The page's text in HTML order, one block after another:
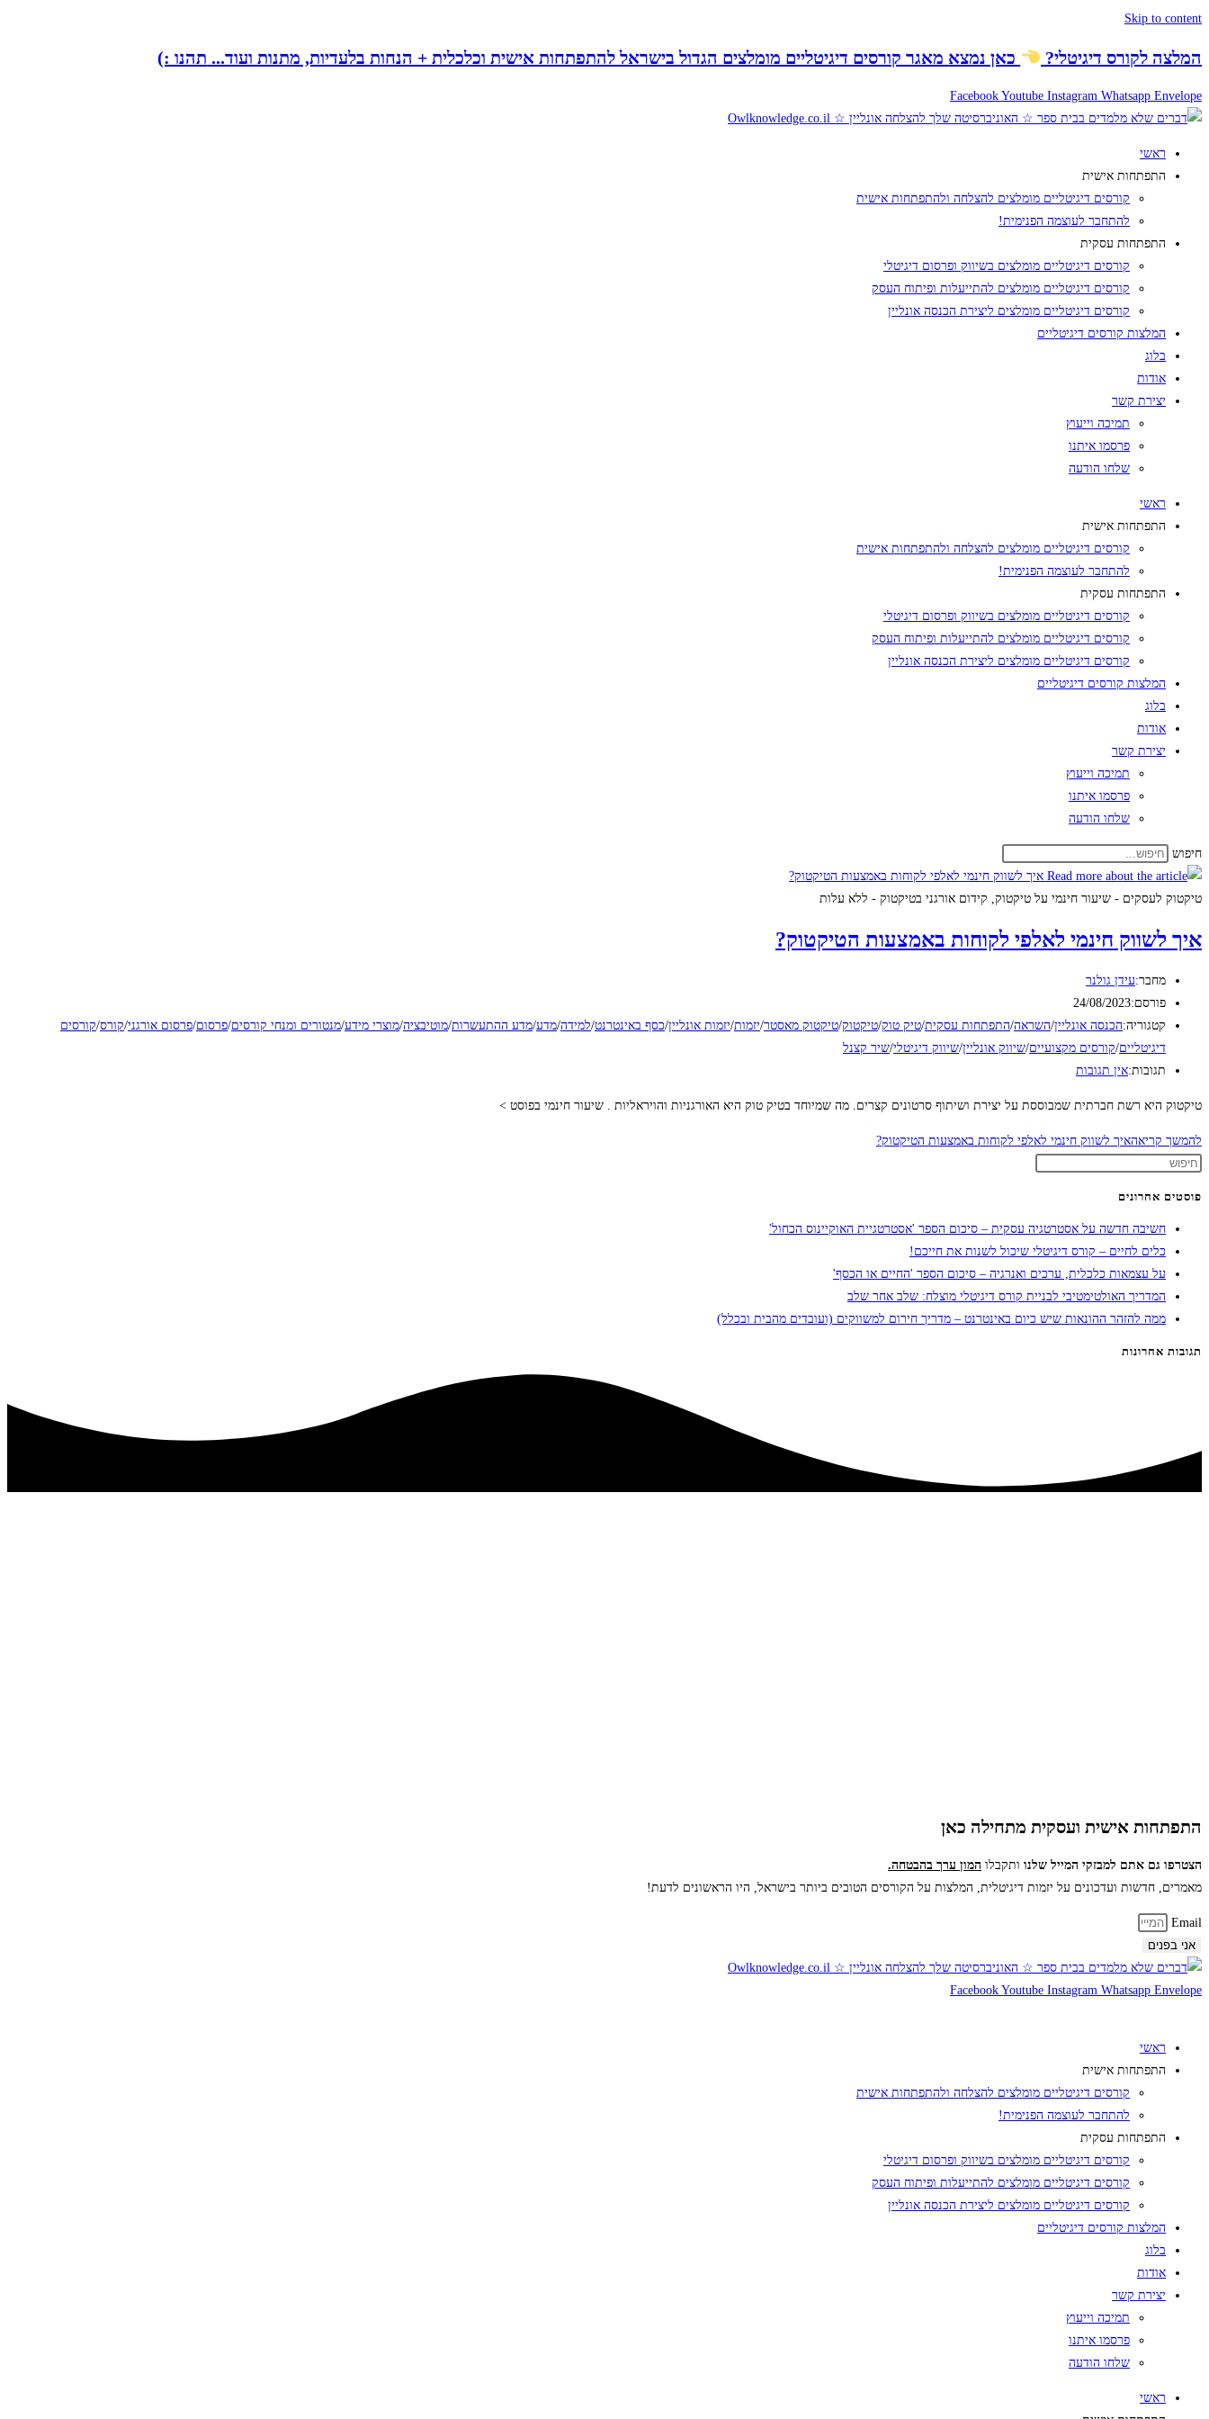
Skip to content
המלצה לקורס דיגיטלי? כאן נמצא מאגר קורסים דיגיטליים מומלצים הגדול בישראל להתפתחות אישית וכלכלית + הנחות בלעדיות, מתנות ועוד... תהנו :)
Facebook Youtube Instagram Whatsapp Envelope
ראשי
התפתחות אישית
קורסים דיגיטליים מומלצים להצלחה ולהתפתחות אישית
להתחבר לעוצמה הפנימית!
התפתחות עסקית
קורסים דיגיטליים מומלצים בשיווק ופרסום דיגיטלי
קורסים דיגיטליים מומלצים להתייעלות ופיתוח העסק
קורסים דיגיטליים מומלצים ליצירת הכנסה אונליין
המלצות קורסים דיגיטליים
בלוג
אודות
יצירת קשר
תמיכה וייעוץ
פרסמו איתנו
שלחו הודעה
ראשי
התפתחות אישית
קורסים דיגיטליים מומלצים להצלחה ולהתפתחות אישית
להתחבר לעוצמה הפנימית!
התפתחות עסקית
קורסים דיגיטליים מומלצים בשיווק ופרסום דיגיטלי
קורסים דיגיטליים מומלצים להתייעלות ופיתוח העסק
קורסים דיגיטליים מומלצים ליצירת הכנסה אונליין
המלצות קורסים דיגיטליים
בלוג
אודות
יצירת קשר
תמיכה וייעוץ
פרסמו איתנו
שלחו הודעה
חיפוש
טיקטוק לעסקים - שיעור חינמי על טיקטוק, קידום אורגני בטיקטוק - ללא עלות
איך לשווק חינמי לאלפי לקוחות באמצעות הטיקטוק?
מחבר:עידן גולנר
פורסם:24/08/2023
קטגוריה:הכנסה אונליין/השראה/התפתחות עסקית/טיק טוק/טיקטוק/טיקטוק מאסטר/יזמות/יזמות אונליין/כסף באינטרנט/למידה/מדע/מדע ההתעשרות/מוטיבציה/מוצרי מידע/מנטורים ומנחי קורסים/פרסום/פרסום אורגני/קורס/קורסים
דיגיטליים/קורסים מקצועיים/שיווק אונליין/שיווק דיגיטלי/שיר קצנל
תגובות:אין תגובות
טיקטוק היא רשת חברתית שמבוססת על יצירת ושיתוף סרטונים קצרים. מה שמיוחד בטיק טוק היא האורגניות והויראליות . שיעור חינמי בפוסט >
להמשך קריאהאיך לשווק חינמי לאלפי לקוחות באמצעות הטיקטוק?
פוסטים אחרונים
חשיבה חדשה על אסטרטגיה עסקית – סיכום הספר 'אסטרטגיית האוקיינוס הכחול'
כלים לחיים – קורס דיגיטלי שיכול לשנות את חייכם!
על עצמאות כלכלית, ערכים ואנרגיה – סיכום הספר 'החיים או הכסף'
המדריך האולטימטיבי לבניית קורס דיגיטלי מוצלח: שלב אחר שלב
ממה להזהר ההונאות שיש כיום באינטרנט – מדריך חירום למשווקים (ועובדים מהבית ובכלל)
תגובות אחרונות
התפתחות אישית ועסקית מתחילה כאן
הצטרפו גם אתם למבזקי המייל שלנו ותקבלו המון ערך בהבטחה.
מאמרים, חדשות ועדכונים על יזמות דיגיטלית, המלצות על הקורסים הטובים ביותר בישראל, היו הראשונים לדעת!
Email
אני בפנים
Facebook Youtube Instagram Whatsapp Envelope
ראשי
התפתחות אישית
קורסים דיגיטליים מומלצים להצלחה ולהתפתחות אישית
להתחבר לעוצמה הפנימית!
התפתחות עסקית
קורסים דיגיטליים מומלצים בשיווק ופרסום דיגיטלי
קורסים דיגיטליים מומלצים להתייעלות ופיתוח העסק
קורסים דיגיטליים מומלצים ליצירת הכנסה אונליין
המלצות קורסים דיגיטליים
בלוג
אודות
יצירת קשר
תמיכה וייעוץ
פרסמו איתנו
שלחו הודעה
ראשי